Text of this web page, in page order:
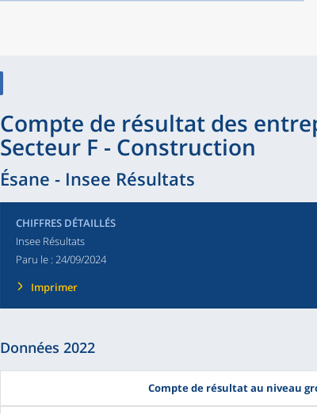
Compte de résultat des
Secteur F - Construction
Ésane - Insee Résultats
CHIFFRES DÉTAILLÉS
Insee Résultats
Paru le : 24/09/2024
Imprimer
Données 2022
Compte de résultat au niveau